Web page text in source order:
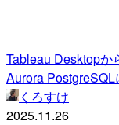
Tableau Desktopか
Aurora
くろすけ
2025.11.26